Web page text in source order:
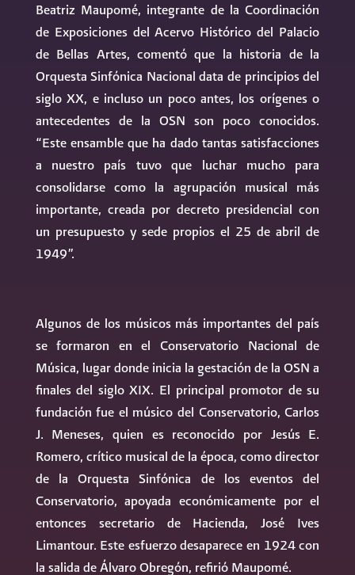
Beatriz Maupomé, integrante de la Coordinación
de Exposiciones del Acervo Histórico del Palacio
de Bellas Artes, comentó que la historia de la
Orquesta Sinfónica Nacional data de principios del
siglo XX, e incluso un poco antes, los orígenes o
antecedentes de la OSN son poco conocidos.
“Este ensamble que ha dado tantas satisfacciones
a nuestro país tuvo que luchar mucho para
consolidarse como la agrupación musical más
importante, creada por decreto presidencial con
un presupuesto y sede propios el 25 de abril de
1949”.
Algunos de los músicos más importantes del país
se formaron en el Conservatorio Nacional de
Música, lugar donde inicia la gestación de la OSN a
finales del siglo XIX. El principal promotor de su
fundación fue el músico del Conservatorio, Carlos
J. Meneses, quien es reconocido por Jesús E.
Romero, crítico musical de la época, como director
de la Orquesta Sinfónica de los eventos del
Conservatorio, apoyada económicamente por el
entonces secretario de Hacienda, José Ives
Limantour. Este esfuerzo desaparece en 1924 con
la salida de Álvaro Obregón, refirió Maupomé.